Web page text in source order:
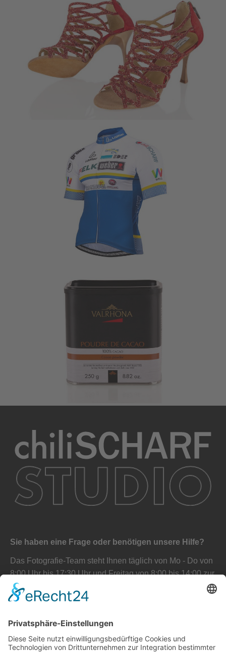
Sie haben eine Frage oder benötigen unsere Hilfe?
Das Fotografie-Team steht Ihnen täglich von Mo - Do von
8:00 Uhr bis 17:30 Uhr und Freitag von 8:00 bis 14:00 zur
Verfügung. Gerne erstellen wir Ihnen auch ein
unverbindliches Angebot.
+43 732 890777